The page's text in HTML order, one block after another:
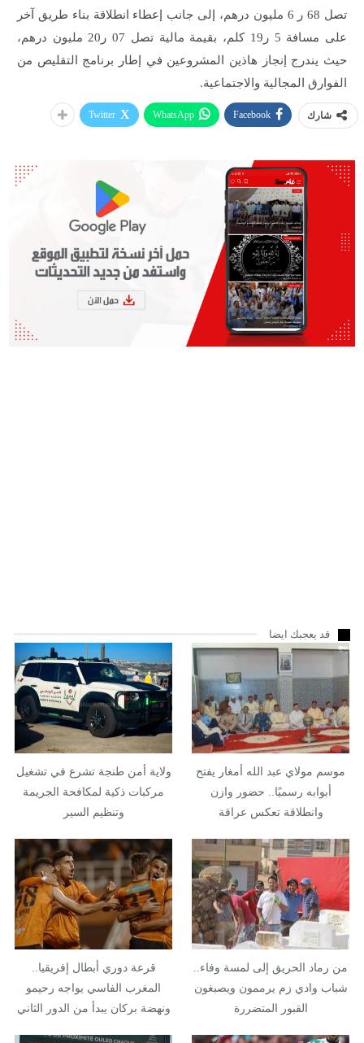
تصل 68 ر 6 مليون درهم، إلى جانب إعطاء انطلاقة بناء طريق آخر
على مسافة 5 ر19 كلم، بقيمة مالية تصل 07 ر20 مليون درهم،
حيث يندرج إنجاز هاذين المشروعين في إطار برنامج التقليص من
الفوارق المجالية والاجتماعية.
شارك Facebook
WhatsApp
Twitter
قد يعجبك ايضا
موسم مولاي عبد الله أمغار يفتح
أبوابه رسميًا.. حضور وازن
وانطلاقة تعكس عراقة
ولاية أمن طنجة تشرع في تشغيل
مركبات ذكية لمكافحة الجريمة
وتنظيم السير
من رماد الحريق إلى لمسة وفاء..
شباب وادي زم يرممون ويصبغون
القبور المتضررة
قرعة دوري أبطال إفريقيا..
المغرب الفاسي يواجه رحيمو
ونهضة بركان يبدأ من الدور الثاني